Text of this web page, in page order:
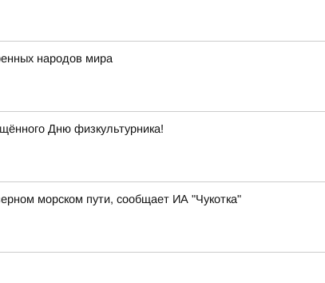
народов мира
Дню физкультурника!
морском пути, сообщает ИА "Чукотка"